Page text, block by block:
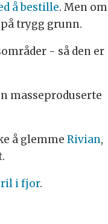
å bestille. Men om
trygg grunn.
- så den er
masseproduserte
å glemmeRivian,
i fjor.